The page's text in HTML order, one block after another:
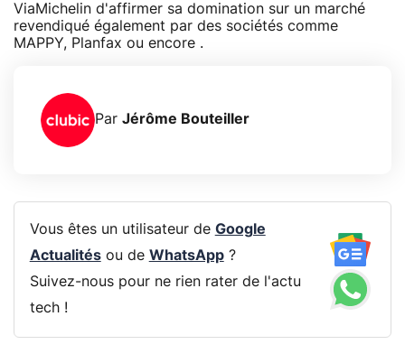
ViaMichelin d'affirmer sa domination sur un marché
revendiqué également par des sociétés comme
MAPPY, Planfax ou encore .
Par Jérôme Bouteiller
Vous êtes un utilisateur de Google
Actualitésou de WhatsApp?
Suivez-nous pour ne rien rater de l'actu
tech !